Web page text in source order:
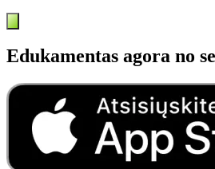
Edukamentas agora no